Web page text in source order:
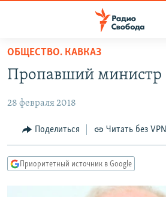
упрощенного
доступа
содержанию
Вернутся
ПОДКАСТЫ
АВТОРСКИЕ ПРОЕКТЫ
ЦИТАТЫ СВОБОДЫ
КУЛЬТУРА
ОБЩЕСТВО. КАВКАЗ
Пропавший министр
28 февраля 2018
Поделиться Читать без VPN
Приоритетный источник в Google